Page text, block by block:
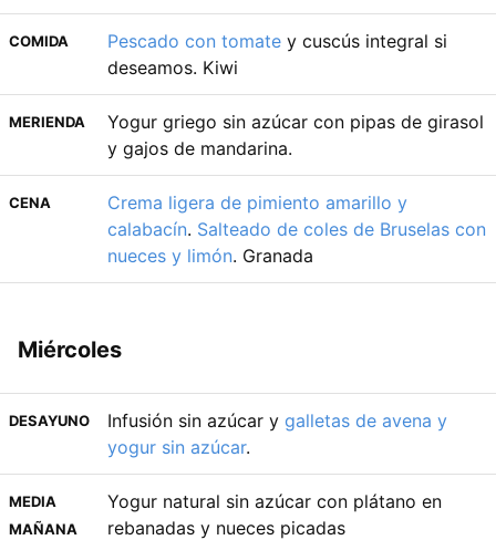
COMIDA Pescado con tomate y cuscús integral si
deseamos. Kiwi
MERIENDA
Yogur griego sin azúcar con pipas de girasol
y gajos de mandarina.
CENA
Crema ligera de pimiento amarillo y
calabacín. Salteado de coles de Bruselas con
nueces y limón. Granada
Miércoles
DESAYUNO Infusión sin azúcar y galletas de avena y
yogur sin azúcar.
MEDIA
MAÑANA
Yogur natural sin azúcar con plátano en
rebanadas y nueces picadas